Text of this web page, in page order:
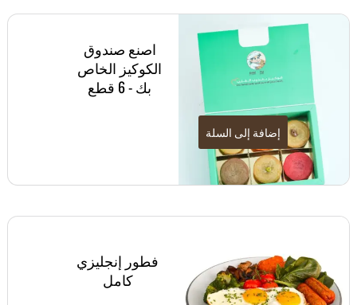
اصنع صندوق
الكوكيز الخاص
بك - 6 قطع
إضافة إلى السلة
فطور إنجليزي
كامل